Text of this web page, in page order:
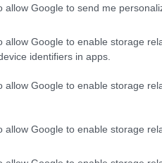
allow Google to send me
allow Google to enable storage
identifiers in apps.
allow Google to enable storage
allow Google to enable storage
Εταιρεία
είναι συχνά
ζάχαρης μπορεί να
μέσω του